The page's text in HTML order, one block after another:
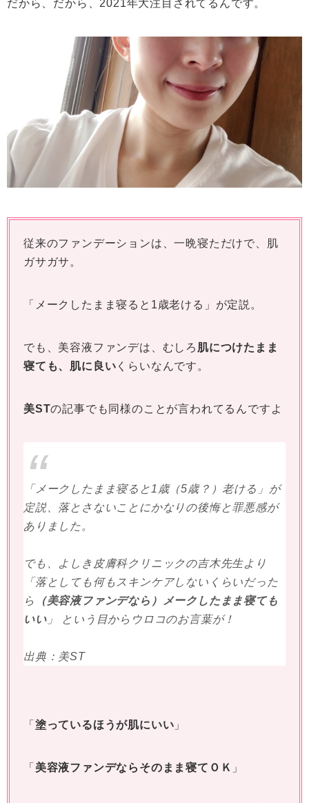
だから、だから、2021年大注目されてるんです。
従来のファンデーションは、一晩寝ただけで、肌
ガサガサ。
「メークしたまま寝ると1歳老ける」が定説。
でも、美容液ファンデは、むしろ 肌につけたまま
寝ても、肌に良い くらいなんです。
美STの記事でも同様のことが言われてるんですよ
「メークしたまま寝ると1歳（5歳？）老ける」が
定説、落とさないことにかなりの後悔と罪悪感が
ありました。
でも、よしき皮膚科クリニックの吉木先生より
「落としても何もスキンケアしないくらいだった
ら
（美容液ファンデなら）メークしたまま寝ても
いい」 という目からウロコのお言葉が！
出典：美ST
「 塗っているほうが肌にいい 」
「 美容液ファンデならそのまま寝てＯＫ 」